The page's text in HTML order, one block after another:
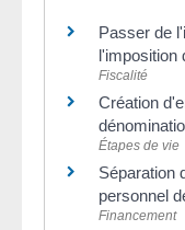
Passer de
l'imposition
Fiscalité
Création
Étapes de vie
Séparation
personnel
Financement